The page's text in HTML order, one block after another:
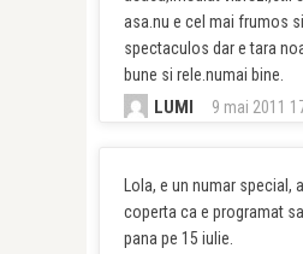
asa.nu e cel mai frumos
spectaculos dar e tara
bune si rele.numai bine.
LUMI 9 mai 2011
Lola, e un numar special,
coperta ca e programat
pana pe 15 iulie.